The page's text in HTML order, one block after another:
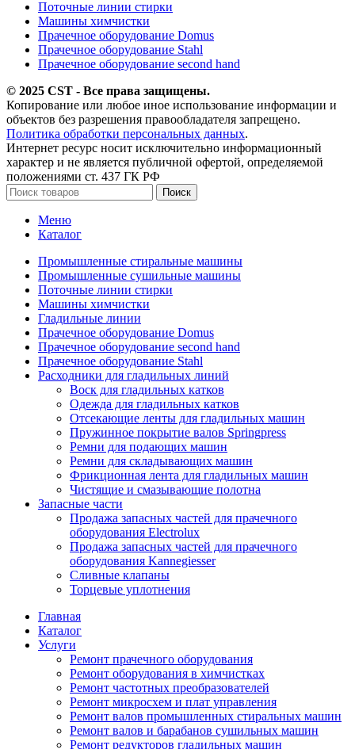
Поточные линии стирки
Машины химчистки
Прачечное оборудование Domus
Прачечное оборудование Stahl
Прачечное оборудование second hand
© 2025 CST - Все права защищены.
Копирование или любое иное использование информации и
объектов без разрешения правообладателя запрещено.
Политика обработки персональных данных.
Интернет ресурс носит исключительно информационный
характер и не является публичной офертой, определяемой
положениями ст. 437 ГК РФ
Поиск
Меню
Каталог
Промышленные стиральные машины
Промышленные сушильные машины
Поточные линии стирки
Машины химчистки
Гладильные линии
Прачечное оборудование Domus
Прачечное оборудование second hand
Прачечное оборудование Stahl
Расходники для гладильных линий
Воск для гладильных катков
Одежда для гладильных катков
Отсекающие ленты для гладильных машин
Пружинное покрытие валов Springpress
Ремни для подающих машин
Ремни для складывающих машин
Фрикционная лента для гладильных машин
Чистящие и смазывающие полотна
Запасные части
Продажа запасных частей для прачечного
оборудования Electrolux
Продажа запасных частей для прачечного
оборудования Kannegiesser
Сливные клапаны
Торцевые уплотнения
Главная
Каталог
Услуги
Ремонт прачечного оборудования
Ремонт оборудования в химчистках
Ремонт частотных преобразователей
Ремонт микросхем и плат управления
Ремонт валов промышленных стиральных машин
Ремонт валов и барабанов сушильных машин
Ремонт редукторов гладильных машин